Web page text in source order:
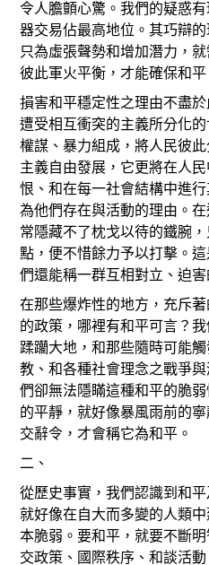
令人膽顫心驚。我們的疑惑
器交易佔最高地位。其巧辯
只為虛張聲勢和增加潛力，
彼此軍火平衡，才能確保和平
損害和平穩定性之理由不盡
遭受相互衝突的主義所分化
權謀、暴力組成，將人民彼
主義自由發展，它更將在人
恨、和在每一社會結構中進
為他們存在與活動的理由。
常隱藏不了枕戈以待的鐵腕
點，便不惜餘力予以打擊。
們還能稱一群互相對立、迫
在那些爆炸性的地方，充斥
的政策，哪裡有和平可言？
蹂躪大地，和那些隨時可能
教、和各種社會理念之戰爭
們卻無法隱瞞這種和平的脆
的平靜，就好像暴風雨前的
交辭令，才會稱它為和平。
二、
從歷史事實，我們認識到和
就好像在自大而多變的人類
本脆弱。要和平，就要不斷
交政策、國際秩序、和談活